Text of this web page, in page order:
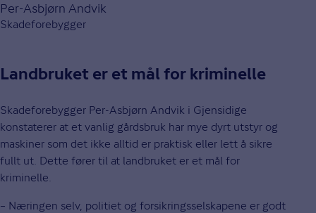
Per-Asbjørn Andvik
Skadeforebygger
Landbruket er et mål for kriminelle
Skadeforebygger Per-Asbjørn Andvik i Gjensidige
konstaterer at et vanlig gårdsbruk har mye dyrt utstyr og
maskiner som det ikke alltid er praktisk eller lett å sikre
fullt ut. Dette fører til at landbruket er et mål for
kriminelle.
– Næringen selv, politiet og forsikringsselskapene er godt